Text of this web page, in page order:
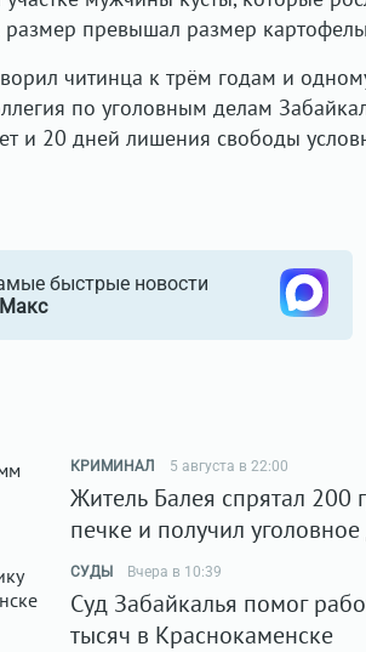
превышал размер
читинца к трём годам и
по уголовным делам
и 20 дней лишения свободы
быстрые новости
КРИМИНАЛ 5 августа в 22:00
Житель Балея спрятал 200
печке и получил
СУДЫ Вчера в 10:39
Суд Забайкалья помог
тысяч в Краснокаменске